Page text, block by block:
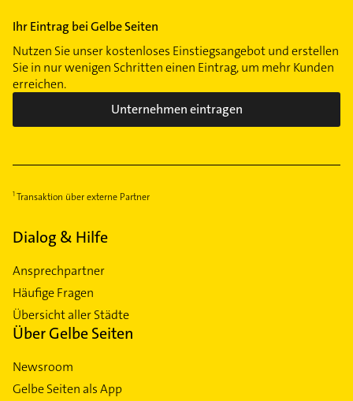
Ihr Eintrag bei Gelbe Seiten
Nutzen Sie unser kostenloses Einstiegsangebot und erstellen
Sie in nur wenigen Schritten einen Eintrag, um mehr Kunden
erreichen.
Unternehmen eintragen
Transaktion über externe Partner
Dialog & Hilfe
Ansprechpartner
Häufige Fragen
Übersicht aller Städte
Über Gelbe Seiten
Newsroom
Gelbe Seiten als App